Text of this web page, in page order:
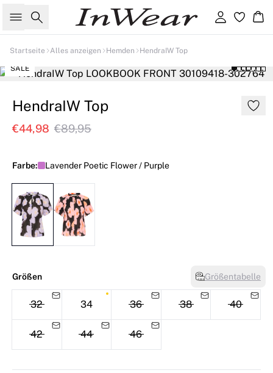
Suche Einloggen
Startseite Alles anzeigen Hemden HendraIW Top
SALE
HendraIW Top
€44,98 €89,95
Farbe: Lavender Poetic Flower / Purple
Größen Größentabelle
32 34 36 38 40
42 44 46